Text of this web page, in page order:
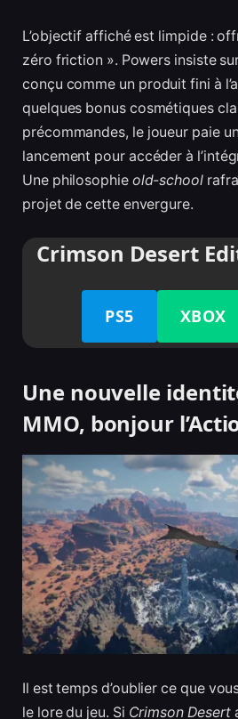
L’objectif affiché est limpide :
zéro friction ». Powers insiste
conçu comme un produit fini à
quelques bonus cosmétiques
précommandes, le joueur paie
lancement pour accéder à
Une philosophie old-school
projet de cette envergure.
Crimson Desert
PS5 XBOX
Une nouvelle
MMO, bonjour
Il est temps d’oublier ce que
le lore du jeu. Si Crimson Desert